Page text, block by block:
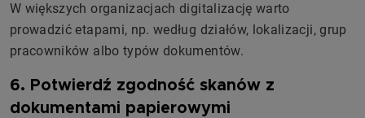
W większych organizacjach digitalizację warto
prowadzić etapami, np. według działów, lokalizacji, grup
pracowników albo typów dokumentów.
6. Potwierdź zgodność skanów z
dokumentami papierowymi